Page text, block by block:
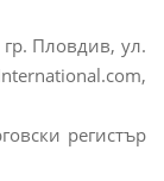
Пловдив, ул.
регистър